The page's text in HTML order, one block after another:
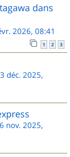
dans
2026, 08:41
1 2 3
déc. 2025,
nov. 2025,